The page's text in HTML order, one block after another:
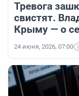
Тревога
свистят.
Крыму — о
24 июня, 2026, 07:00